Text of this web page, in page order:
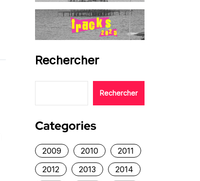
Rechercher
Rechercher
Categories
2009 2010
2011
2012
2013
2014